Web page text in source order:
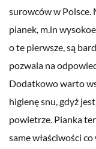
surowców w
pianek, m.in
o te pierwsze, są
pozwala na
Dodatkowo warto
higienę snu, gdyż
powietrze. Pianka
same właściwości